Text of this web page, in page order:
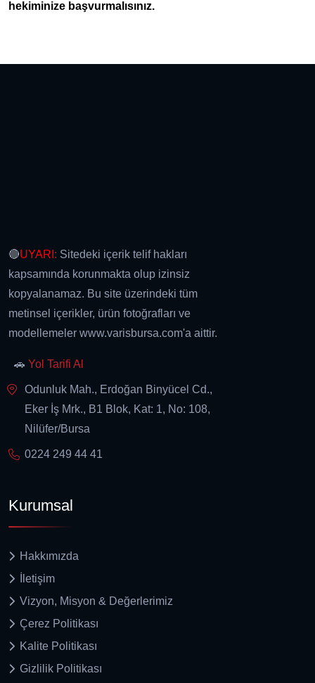
hekiminize başvurmalısınız.
🔴UYARI: Sitedeki içerik telif hakları
kapsamında korunmakta olup izinsiz
kopyalanamaz. Bu site üzerindeki tüm
metinsel içerikler, ürün fotoğrafları ve
modellemeler www.varisbursa.com'a aittir.
🚗 Yol Tarifi Al
Odunluk Mah., Erdoğan Binyücel Cd.,
Eker İş Mrk., B1 Blok, Kat: 1, No: 108,
Nilüfer/Bursa
0224 249 44 41
Kurumsal
Hakkımızda
İletişim
Vizyon, Misyon & Değerlerimiz
Çerez Politikası
Kalite Politikası
Gizlilik Politikası